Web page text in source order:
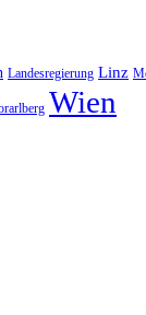
Landesregierung Linz
Wien